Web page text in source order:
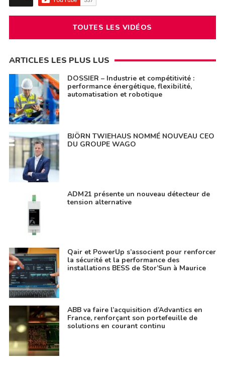
TOUTES LES VIDÉOS
ARTICLES LES PLUS LUS
DOSSIER – Industrie et compétitivité :
performance énergétique, flexibilité,
automatisation et robotique
BJÖRN TWIEHAUS NOMMÉ NOUVEAU CEO
DU GROUPE WAGO
ADM21 présente un nouveau détecteur de
tension alternative
Qair et PowerUp s’associent pour renforcer
la sécurité et la performance des
installations BESS de Stor’Sun à Maurice
ABB va faire l’acquisition d’Advantics en
France, renforçant son portefeuille de
solutions en courant continu